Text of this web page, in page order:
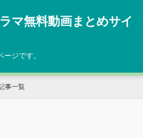
マ無料動画まとめサイ
ージです。
事一覧